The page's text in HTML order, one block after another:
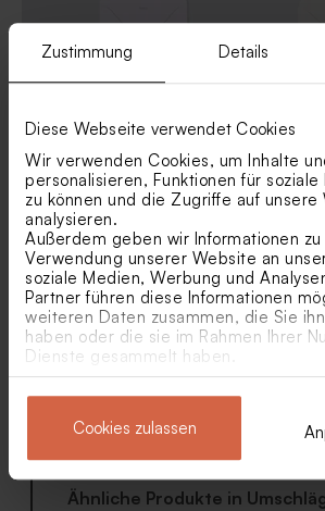
Zustimmung Details
Diese Webseite verwendet Cookies
Wir verwenden Cookies, um Inhalte
personalisieren, Funktionen für
zu können und die Zugriffe auf unsere
analysieren.
Außerdem geben wir Informationen zu
Verwendung unserer Website an
soziale Medien, Werbung und
Partner führen diese Informationen
weiteren Daten zusammen, die Sie
haben oder die sie im Rahmen Ihrer
Dienste gesammelt haben.
Cookies zulassen
Umschlag
Ähnliche Produkte in